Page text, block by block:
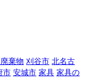
棄物 刈谷市 北名古
市 安城市 家具 家具の